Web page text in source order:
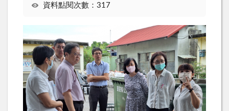
資料點閱次數：317